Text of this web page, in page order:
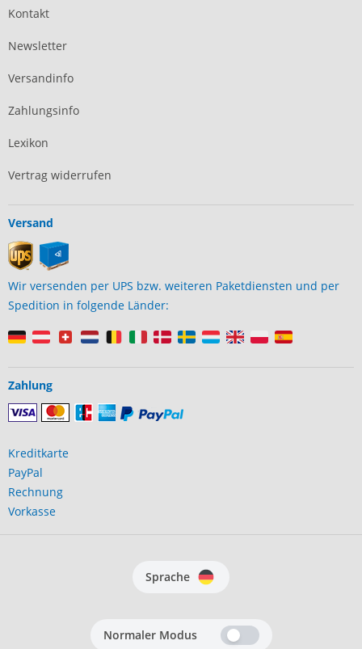
Kontakt
Newsletter
Versandinfo
Zahlungsinfo
Lexikon
Vertrag widerrufen
Versand
Wir versenden per UPS bzw. weiteren Paketdiensten und per
Spedition in folgende Länder:
Zahlung
Kreditkarte
PayPal
Rechnung
Vorkasse
Sprache
Normaler Modus